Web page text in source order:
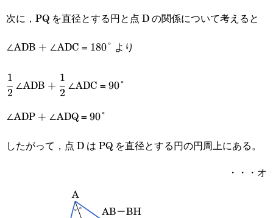
次に，PQ を直径とする円と点 D の関係について考えると
∠ADB +
+ ∠ADC = 180\degree
180° より
\cfrac{1}
{2}
2
1
∠ADB +
\cfrac{1}
{2}
2
1
∠ADC = 90\degree
90°
∠ADP +
+ ∠ADQ = 90\degree
90°
したがって，点 D は PQ を直径とする円の円周上にある。
・・・オ